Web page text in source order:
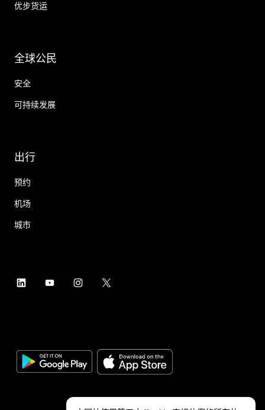
优步货运
全球公民
安全
可持续发展
出行
预约
机场
城市